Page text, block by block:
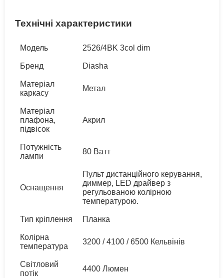
Технічні характеристики
Модель 2526/4BK 3col dim
Бренд Diasha
Матеріал
каркасу
Метал
Матеріал
плафона,
підвісок
Акрил
Потужність
лампи
80 Ватт
Оснащення
Пульт дистанційного керування,
диммер, LED драйвер з
регульованою колірною
температурою.
Тип кріплення Планка
Колірна
температура
3200 / 4100 / 6500 Кельвінів
Світловий
потік
4400 Люмен